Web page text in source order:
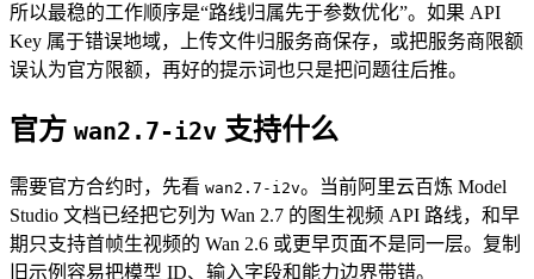
所以最稳的工作顺序是“路线归属先于参数优化”。如果 API
Key 属于错误地域，上传文件归服务商保存，或把服务商限额
误认为官方限额，再好的提示词也只是把问题往后推。
官方 wan2.7-i2v 支持什么
需要官方合约时，先看 wan2.7-i2v。当前阿里云百炼 Model
Studio 文档已经把它列为 Wan 2.7 的图生视频 API 路线，和早
期只支持首帧生视频的 Wan 2.6 或更早页面不是同一层。复制
旧示例容易把模型 ID、输入字段和能力边界带错。